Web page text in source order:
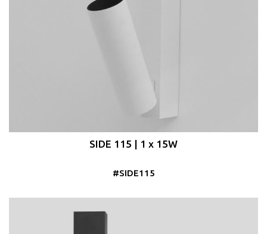
SIDE 115 | 1 x 15W
#SIDE115